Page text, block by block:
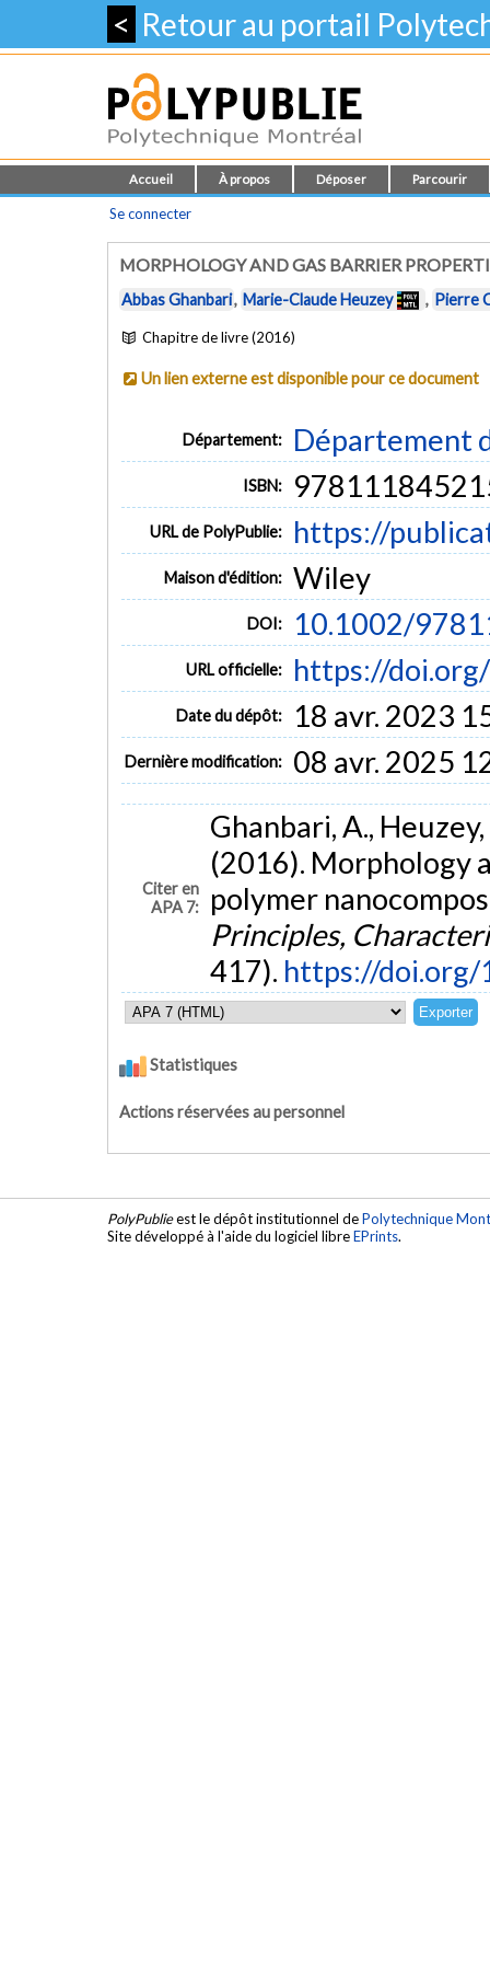
< Retour au portail
Accueil À propos Déposer Parcourir
Se connecter
MORPHOLOGY AND GAS BARRIER
Abbas Ghanbari, Marie-Claude Heuzey , Pierre
Chapitre de livre (2016)
Un lien externe est disponible pour ce document
Département: Département
ISBN:
URL de PolyPublie: https://
Maison d'édition: Wiley
DOI: 10.1002/
URL officielle: https://
Date du dépôt: 18 avr. 2023
Dernière modification: 08 avr. 2025
Citer en
APA 7:
Ghanbari, A., Heuzey,
(2016). Morphology
polymer
Principles,
417). https://
Statistiques
Actions réservées au personnel
PolyPublieest le dépôt institutionnel dePolytechnique
Site développé à l'aide du logiciel libreEPrints.